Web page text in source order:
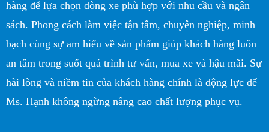
hàng để lựa chọn dòng xe phù hợp với nhu cầu và ngân
sách. Phong cách làm việc tận tâm, chuyên nghiệp, minh
bạch cùng sự am hiểu về sản phẩm giúp khách hàng luôn
an tâm trong suốt quá trình tư vấn, mua xe và hậu mãi. Sự
hài lòng và niềm tin của khách hàng chính là động lực để
Ms. Hạnh không ngừng nâng cao chất lượng phục vụ.